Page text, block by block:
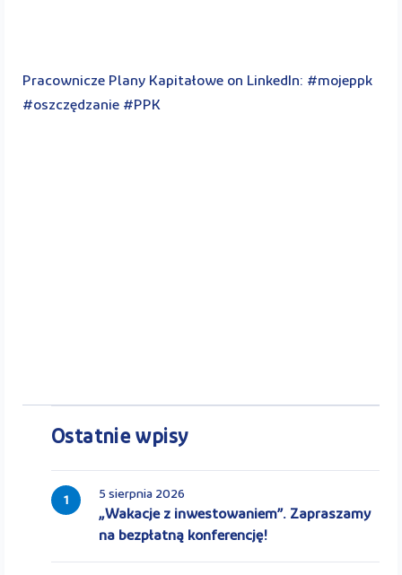
Pracownicze Plany Kapitałowe on LinkedIn: #mojeppk
#oszczędzanie #PPK
Ostatnie wpisy
1 5 sierpnia 2026
„Wakacje z inwestowaniem”. Zapraszamy
na bezpłatną konferencję!